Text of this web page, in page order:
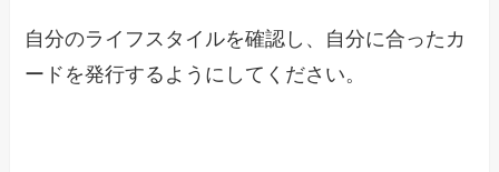
自分のライフスタイルを確認し、自分に合ったカ
ードを発行するようにしてください。